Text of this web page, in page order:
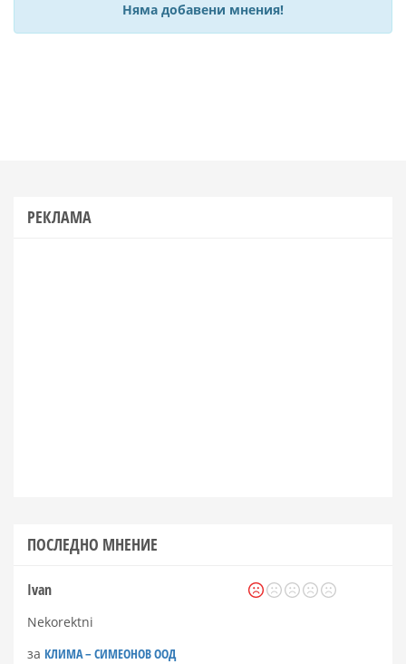
Няма добавени мнения!
РЕКЛАМА
ПОСЛЕДНО МНЕНИЕ
Ivan
Nekorektni
за КЛИМА – СИМЕОНОВ ООД